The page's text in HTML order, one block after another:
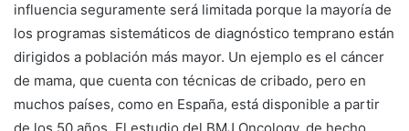
influencia seguramente será limitada porque la mayoría de
los programas sistemáticos de diagnóstico temprano están
dirigidos a población más mayor. Un ejemplo es el cáncer
de mama, que cuenta con técnicas de cribado, pero en
muchos países, como en España, está disponible a partir